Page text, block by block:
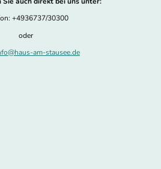
+4936737/30300
oder
am-stausee.de